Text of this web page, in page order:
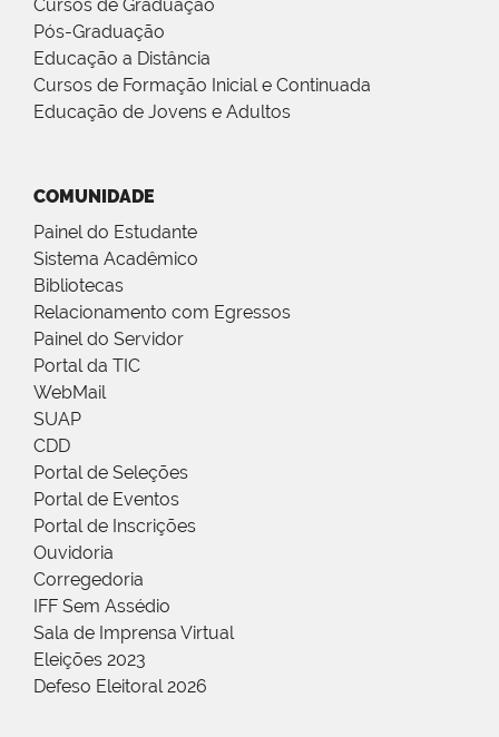
Cursos de Graduação
Pós-Graduação
Educação a Distância
Cursos de Formação Inicial e Continuada
Educação de Jovens e Adultos
COMUNIDADE
Painel do Estudante
Sistema Acadêmico
Bibliotecas
Relacionamento com Egressos
Painel do Servidor
Portal da TIC
WebMail
SUAP
CDD
Portal de Seleções
Portal de Eventos
Portal de Inscrições
Ouvidoria
Corregedoria
IFF Sem Assédio
Sala de Imprensa Virtual
Eleições 2023
Defeso Eleitoral 2026